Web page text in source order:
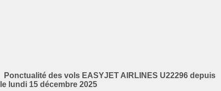
Ponctualité des vols EASYJET AIRLINES U22296 depuis
le lundi 15 décembre 2025